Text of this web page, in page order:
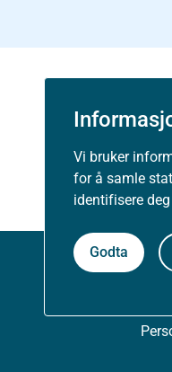
Vi bruker
for å samle
identifisere
Godta